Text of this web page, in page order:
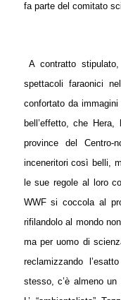
fa parte del comitato
A contratto
spettacoli faraonici
confortato da
bell’effetto, che
province del Centro-
inceneritori così belli,
le sue regole al loro
WWF si coccola al
rifilandolo al mondo
ma per uomo di
reclamizzando
stesso, c’è almeno